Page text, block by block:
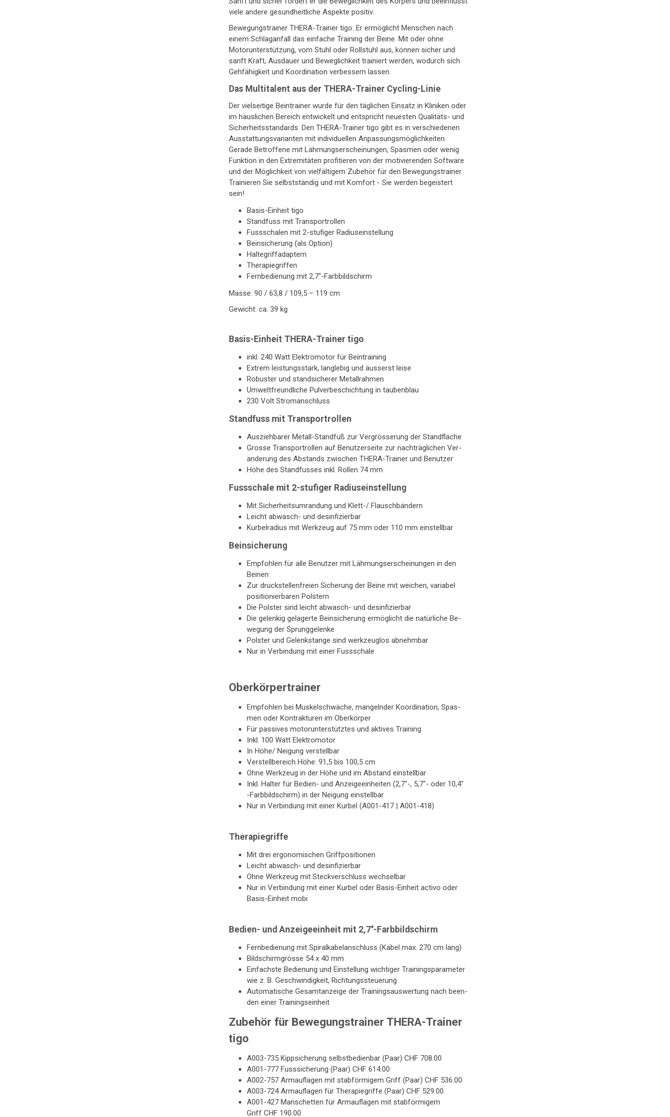
viele andere gesundheitliche Aspekte positiv.
Bewegungstrainer THERA-Trainer tigo. Er ermöglicht Menschen nach
einem Schlaganfall das einfache Training der Beine. Mit oder ohne
Motorunterstützung, vom Stuhl oder Rollstuhl aus, können sicher und
sanft Kraft, Ausdauer und Beweglichkeit trainiert werden, wodurch sich
Gehfähigkeit und Koordination verbessern lassen.
Das Multitalent aus der THERA-Trainer Cycling-Linie
Der vielseitige Beintrainer wurde für den täglichen Einsatz in Kliniken oder
im häuslichen Bereich entwickelt und entspricht neuesten Qualitäts- und
Sicherheitsstandards. Den THERA-Trainer tigo gibt es in verschiedenen
Ausstattungsvarianten mit individuellen Anpassungsmöglichkeiten.
Gerade Betroffene mit Lähmungserscheinungen, Spasmen oder wenig
Funktion in den Extremitäten profitieren von der motivierenden Software
und der Möglichkeit von vielfältigem Zubehör für den Bewegungstrainer.
Trainieren Sie selbstständig und mit Komfort - Sie werden begeistert
sein!
Basis-Einheit tigo
Standfuss mit Transportrollen
Fussschalen mit 2-stufiger Radiuseinstellung
Beinsicherung (als Option)
Haltegriffadaptern
Therapiegriffen
Fernbedienung mit 2,7"-Farbbildschirm
Masse: 90 / 63,8 / 109,5 – 119 cm
Gewicht: ca. 39 kg
Basis-Einheit THERA-Trainer tigo
inkl. 240 Watt Elek­tro­mo­tor für Bein­trai­ning
Ex­trem leis­tungs­stark, lang­le­big und äu­sserst leise
Ro­bus­ter und stand­si­che­rer Me­tall­rah­men
Um­welt­freund­li­che Pul­ver­be­schich­tung in tau­ben­blau
230 Volt Strom­an­schluss
Standfuss mit Transportrollen
Aus­zieh­ba­rer Me­tall-Stand­fuß zur Ver­grö­sse­rung der Stand­flä­che
Grosse Trans­por­trol­len auf Be­nut­zer­sei­te zur nach­träg­li­chen Ver­
än­de­rung des Ab­stands zwi­schen THERA-Trainer und Be­nut­zer
Höhe des Stand­fusses inkl. Rol­len 74 mm
Fussschale mit 2-stufiger Radiuseinstellung
Mit Si­cher­heits­um­ran­dung und Klett-/ Flausch­bän­dern
Leicht ab­wasch- und des­in­fi­zier­bar
Kur­bel­ra­di­us mit Werk­zeug auf 75 mm oder 110 mm ein­stell­bar
Beinsicherung
Emp­foh­len für alle Be­nut­zer mit Läh­mungs­er­schei­nun­gen in den
Bei­nen
Zur druck­stel­len­frei­en Si­che­rung der Beine mit wei­chen, va­ria­bel
po­si­tio­nier­ba­ren Pols­tern
Die Pols­ter sind leicht ab­wasch- und des­in­fi­zier­bar
Die ge­len­kig ge­la­ger­te Bein­si­che­rung er­mög­licht die na­tür­li­che Be­
we­gung der Sprung­ge­len­ke
Pols­ter und Ge­lenk­stan­ge sind werk­zeug­los ab­nehm­bar
Nur in Ver­bin­dung mit einer Fuss­scha­le
Oberkörpertrainer
Emp­foh­len bei Mus­kel­schwä­che, man­geln­der Ko­or­di­na­ti­on, Spas­
men oder Kon­trak­tu­ren im Ober­kör­per
Für pas­si­ves mo­tor­un­ter­stütz­tes und ak­ti­ves Trai­ning
Inkl. 100 Watt Elek­tro­mo­tor
In Höhe/ Nei­gung ver­stell­bar
Ver­stell­be­reich Höhe: 91,5 bis 100,5 cm
Ohne Werk­zeug in der Höhe und im Ab­stand ein­stell­bar
Inkl. Hal­ter für Be­dien- und An­zei­ge­ein­hei­ten (2,7"-, 5,7"- oder 10,4"
-Farb­bildschirm) in der Nei­gung ein­stell­bar
Nur in Ver­bin­dung mit einer Kur­bel (A001-417 | A001-418)
Therapiegriffe
Mit drei er­go­no­mi­schen Griff­po­si­tio­nen
Leicht ab­wasch- und des­in­fi­zier­bar
Ohne Werk­zeug mit Steck­ver­schluss wech­sel­bar
Nur in Ver­bin­dung mit einer Kur­bel oder Ba­sis-Ein­heit ac­tivo oder
Ba­sis-Ein­heit mobi
Bedien- und Anzeigeeinheit mit 2,7''-Farbbildschirm
Fern­be­die­nung mit Spi­ral­ka­bel­an­schluss (Kabel max. 270 cm lang)
Bild­schirm­grö­sse 54 x 40 mm
Ein­fachs­te Be­die­nung und Ein­stel­lung wich­ti­ger Trai­nings­pa­ra­me­ter
wie z. B. Ge­schwin­dig­keit, Rich­tungs­steue­rung
Au­to­ma­ti­sche Ge­samt­an­zei­ge der Trai­nings­aus­wer­tung nach be­en­
den einer Trai­nings­ein­heit
Zubehör für Bewegungstrainer THERA-Trainer
tigo
A003-735 Kippsicherung selbstbedienbar (Paar) CHF 708.00
A001-777 Fusssicherung (Paar) CHF 614.00
A002-757 Armauflagen mit stabförmigem Griff (Paar) CHF 536.00
A003-724 Armauflagen für Therapiegriffe (Paar) CHF 529.00
A001-427 Manschetten für Armauflagen mit stabförmigem
Griff CHF 190.00